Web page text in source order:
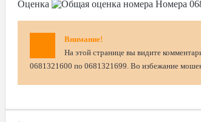
Оценка Номера
Внимание!
На этой странице вы видите
0681321600 по 0681321699. Во избежание